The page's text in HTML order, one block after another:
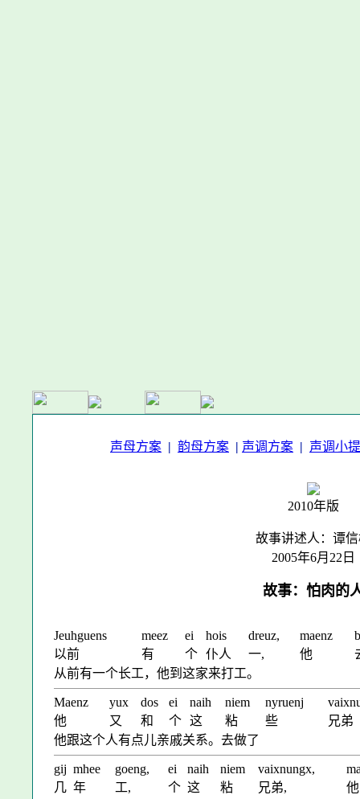
声母方案 | 韵母方案 | 声调方案 | 声调小
2010年版
故事讲述人：谭
2005年6月22日
故事：怕肉的
Jeuhguens meez ei hois dreuz, maenz
以前
有 个 仆人 一, 他
从前有一个长工，他到这家来打工。
Maenz yux dos ei naih niem nyruenj
他
又 和 个 这 粘 些
兄弟
他跟这个人有点儿亲戚关系。去做了
gij mhee goeng, ei naih niem vaixnungx,
几 年 工, 个 这 粘 兄弟,
他